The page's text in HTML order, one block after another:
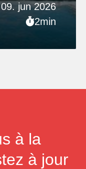
09. jun 2026
2min
à la
à jour